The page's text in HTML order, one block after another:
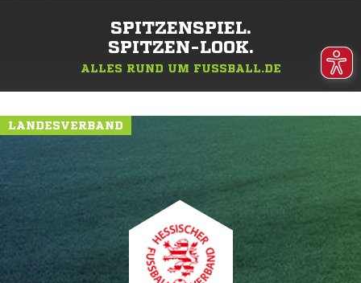
SPITZENSPIEL.
SPITZEN-LOOK.
ALLES RUND UM FUSSBALL.DE
LANDESVERBAND